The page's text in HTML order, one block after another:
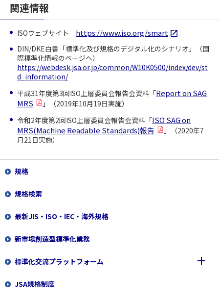
関連情報
ISOウェブサイト https://www.iso.org/smart
DIN/DKE白書「標準化及び規格のデジタル化のシナリオ」（国
際標準化情報のページへ）
https://webdesk.jsa.or.jp/common/W10K0500/index/dev/st
d_information/
平成31年度第3回ISO上層委員会報告会資料「Report on SAG
MRS
」（2019年10月19日実施）
令和2年度第2回ISO上層委員会報告会資料「ISO SAG on
MRS(Machine Readable Standards)報告
」（2020年7
月21日実施）
規格
規格検索
最新JIS・ISO・IEC・海外規格
新市場創造型標準化業務
標準化交流プラットフォーム
標準化交流プラットフォームの概要
JSA規格制度